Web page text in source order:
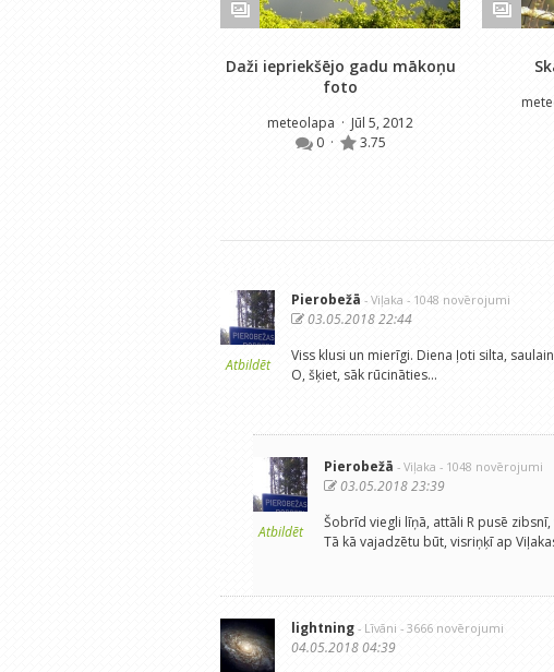
Daži iepriekšējo gadu mākoņu
foto
meteolapa · Jūl 5, 2012
0 · 3.75
Atbildēt
Pierobežā - Viļaka - 1048 novērojumi
03.05.2018 22:44
Viss klusi un mierīgi. Diena ļoti silta,
O, šķiet, sāk rūcināties...
Atbildēt
Pierobežā - Viļaka - 1048 novērojumi
03.05.2018 23:39
Šobrīd viegli līņā, attāli R pusē
Tā kā vajadzētu būt, visriņķī ap
lightning - Līvāni - 3666 novērojumi
04.05.2018 04:39